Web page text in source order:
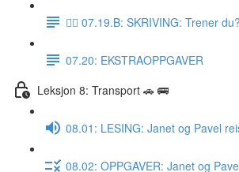
✍🏼 07.19.B: SKRIVING: Trener
07.20: EKSTRAOPPGAVER
Leksjon 8: Transport 🚗 🚌
08.01: LESING: Janet og Pavel
08.02: OPPGAVER: Janet og